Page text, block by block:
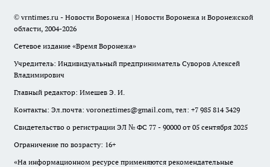
© vrntimes.ru - Новости Воронежа | Новости Воронежа и Воронежской
области, 2004-2026
Сетевое издание «Время Воронежа»
Учредитель: Индивидуальный предприниматель Суворов Алексей
Владимирович
Главный редактор: Имешев Э. И.
Контакты: Эл.почта: voroneztimes@gmail.com, тел: +7 985 814 3429
Свидетельство о регистрации ЭЛ № ФС 77 - 90000 от 05 сентября 2025
Ограничение по возрасту: 16+
«На информационном ресурсе применяются рекомендательные